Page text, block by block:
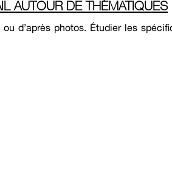
AUTOUR DE THÉMATIQUES
d’après photos. Étudier les